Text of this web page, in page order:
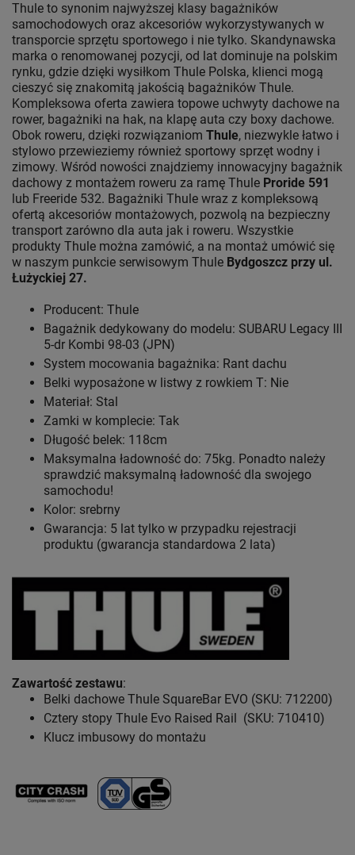
Thule to synonim najwyższej klasy bagażników
samochodowych oraz akcesoriów wykorzystywanych w
transporcie sprzętu sportowego i nie tylko. Skandynawska
marka o renomowanej pozycji, od lat dominuje na polskim
rynku, gdzie dzięki wysiłkom Thule Polska, klienci mogą
cieszyć się znakomitą jakością bagażników Thule.
Kompleksowa oferta zawiera topowe uchwyty dachowe na
rower, bagażniki na hak, na klapę auta czy boxy dachowe.
Obok roweru, dzięki rozwiązaniom Thule, niezwykle łatwo i
stylowo przewieziemy również sportowy sprzęt wodny i
zimowy. Wśród nowości znajdziemy innowacyjny bagażnik
dachowy z montażem roweru za ramę Thule Proride 591
lub Freeride 532. Bagażniki Thule wraz z kompleksową
ofertą akcesoriów montażowych, pozwolą na bezpieczny
transport zarówno dla auta jak i roweru. Wszystkie
produkty Thule można zamówić, a na montaż umówić się
w naszym punkcie serwisowym Thule Bydgoszcz przy ul.
Łużyckiej 27.
Producent: Thule
Bagażnik dedykowany do modelu: SUBARU Legacy III
5-dr Kombi 98-03 (JPN)
System mocowania bagażnika: Rant dachu
Belki wyposażone w listwy z rowkiem T: Nie
Materiał: Stal
Zamki w komplecie: Tak
Długość belek: 118cm
Maksymalna ładowność do: 75kg. Ponadto należy
sprawdzić maksymalną ładowność dla swojego
samochodu!
Kolor: srebrny
Gwarancja: 5 lat tylko w przypadku rejestracji
produktu (gwarancja standardowa 2 lata)
Zawartość zestawu:
Belki dachowe Thule SquareBar EVO (SKU: 712200)
Cztery stopy Thule Evo Raised Rail (SKU: 710410)
Klucz imbusowy do montażu